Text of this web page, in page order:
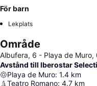
För barn
Lekplats
Område
Albufera, 6 - Playa de
Avstånd till Iberostar
Playa de Muro: 1.4 km
Teatro Romano: 4.7 km